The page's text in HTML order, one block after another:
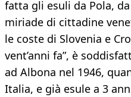
fatta gli esuli da Pola,
miriade di cittadine
le coste di Slovenia e
vent’anni fa”, è
ad Albona nel 1946,
Italia, e già esule a 3